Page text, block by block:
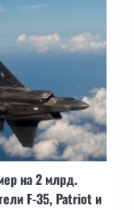
на 2 млрд.
F-35, Patriot и